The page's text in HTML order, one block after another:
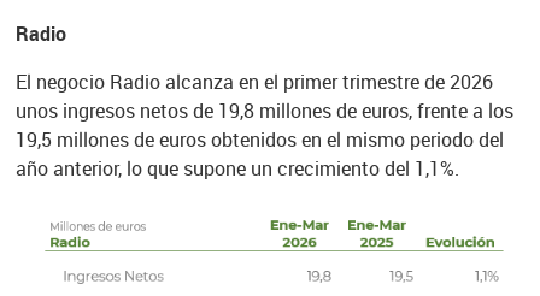
Radio
El negocio Radio alcanza en el primer trimestre de 2026
unos ingresos netos de 19,8 millones de euros, frente a los
19,5 millones de euros obtenidos en el mismo periodo del
año anterior, lo que supone un crecimiento del 1,1%.